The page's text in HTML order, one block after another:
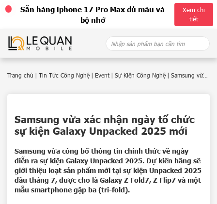
Sẵn hàng iphone 17 Pro Max đủ màu và
bộ nhớ
Xem chi
tiết
content
Search
for:
Trang chủ Tin Tức Công Nghệ Event Sự Kiện Công Nghệ
Samsung vừa
Samsung vừa xác nhận ngày tổ chức
sự kiện Galaxy Unpacked 2025 mới
Samsung vừa công bố thông tin chính thức về ngày
diễn ra sự kiện Galaxy Unpacked 2025. Dự kiến hãng sẽ
giới thiệu loạt sản phẩm mới tại sự kiện Unpacked 2025
đầu tháng 7, được cho là Galaxy Z Fold7, Z Flip7 và một
mẫu smartphone gập ba (tri-fold).